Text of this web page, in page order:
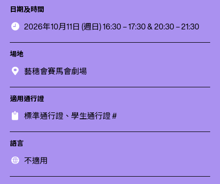
日期及時間
2026年10月11日 (週日) 16:30 – 17:30 & 20:30 – 21:30
場地
藝穗會賽馬會劇場
適用通行證
標準通行證、學生通行證 #
語言
不適用